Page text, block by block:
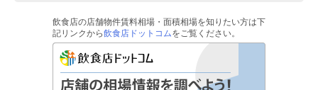
飲食店の店舗物件賃料相場・面積相場を知りたい方は下
記リンクから飲食店ドットコムをご覧ください。